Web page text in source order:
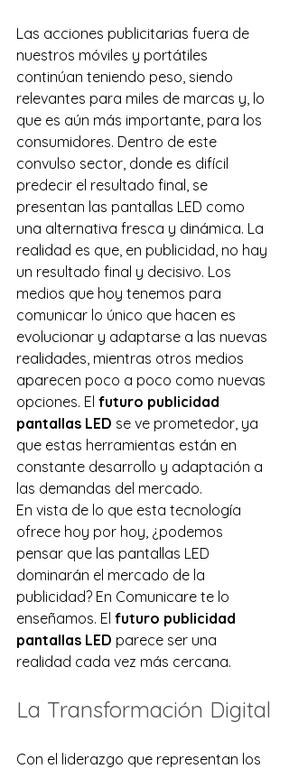
Las acciones publicitarias fuera de
nuestros móviles y portátiles
continúan teniendo peso, siendo
relevantes para miles de marcas y, lo
que es aún más importante, para los
consumidores. Dentro de este
convulso sector, donde es difícil
predecir el resultado final, se
presentan las pantallas LED como
una alternativa fresca y dinámica. La
realidad es que, en publicidad, no hay
un resultado final y decisivo. Los
medios que hoy tenemos para
comunicar lo único que hacen es
evolucionar y adaptarse a las nuevas
realidades, mientras otros medios
aparecen poco a poco como nuevas
opciones. El futuro publicidad
pantallas LED se ve prometedor, ya
que estas herramientas están en
constante desarrollo y adaptación a
las demandas del mercado.
En vista de lo que esta tecnología
ofrece hoy por hoy, ¿podemos
pensar que las pantallas LED
dominarán el mercado de la
publicidad? En Comunicare te lo
enseñamos. El futuro publicidad
pantallas LED parece ser una
realidad cada vez más cercana.
La Transformación Digital
Con el liderazgo que representan los